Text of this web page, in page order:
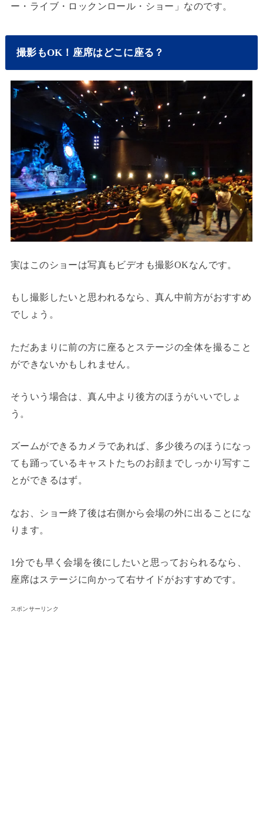
ー・ライブ・ロックンロール・ショー」なのです。
撮影もOK！座席はどこに座る？
実はこのショーは写真もビデオも撮影OKなんです。
もし撮影したいと思われるなら、真ん中前方がおすすめ
でしょう。
ただあまりに前の方に座るとステージの全体を撮ること
ができないかもしれません。
そういう場合は、真ん中より後方のほうがいいでしょ
う。
ズームができるカメラであれば、多少後ろのほうになっ
ても踊っているキャストたちのお顔までしっかり写すこ
とができるはず。
なお、ショー終了後は右側から会場の外に出ることにな
ります。
1分でも早く会場を後にしたいと思っておられるなら、
座席はステージに向かって右サイドがおすすめです。
スポンサーリンク